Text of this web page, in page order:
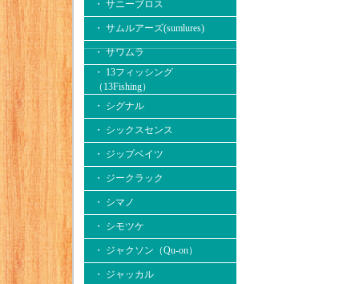
・ サニーブロス
・ サムルアーズ(sumlures)
・ サワムラ
・ 13フィッシング
（13Fishing）
・ シグナル
・ シックスセンス
・ ジップベイツ
・ ジークラック
・ シマノ
・ シモツケ
・ ジャクソン（Qu-on）
・ ジャッカル